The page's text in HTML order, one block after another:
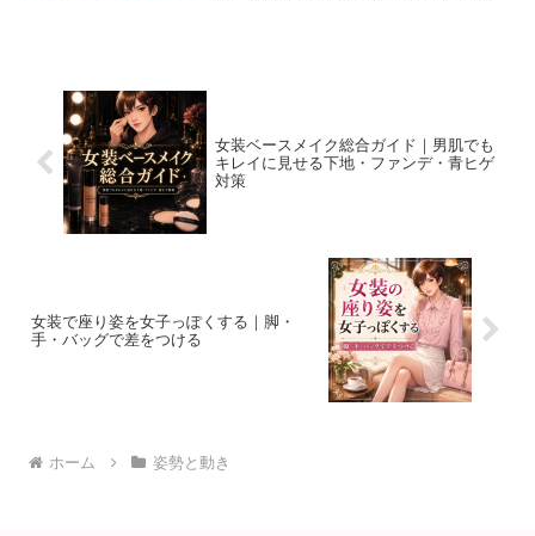
女装ベースメイク総合ガイド｜男肌でも
キレイに見せる下地・ファンデ・青ヒゲ
対策
女装で座り姿を女子っぽくする｜脚・
手・バッグで差をつける
ホーム 姿勢と動き